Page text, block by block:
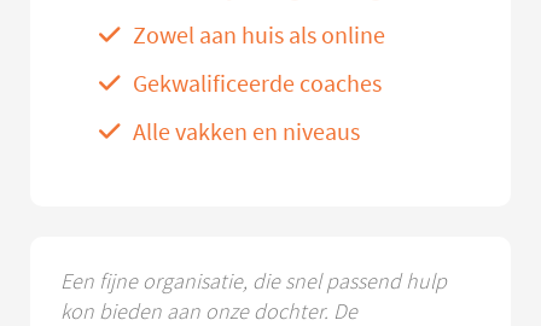
Zowel aan huis als online
Gekwalificeerde coaches
Alle vakken en niveaus
Een fijne organisatie, die snel passend hulp
kon bieden aan onze dochter. De